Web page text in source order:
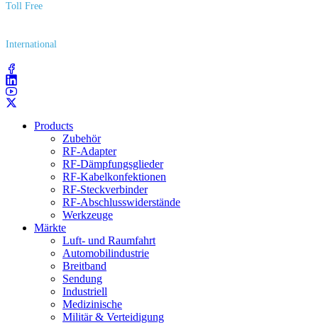
Toll Free
International
Products
Zubehör
RF-Adapter
RF-Dämpfungsglieder
RF-Kabelkonfektionen
RF-Steckverbinder
RF-Abschlusswiderstände
Werkzeuge
Märkte
Luft- und Raumfahrt
Automobilindustrie
Breitband
Sendung
Industriell
Medizinische
Militär & Verteidigung